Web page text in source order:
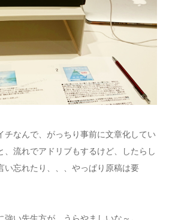
チなんで、がっちり事前に文章化してい
、流れでアドリブもするけど、したらし
い忘れたり、、、やっぱり原稿は要
い先生方が、うらやましいな～。